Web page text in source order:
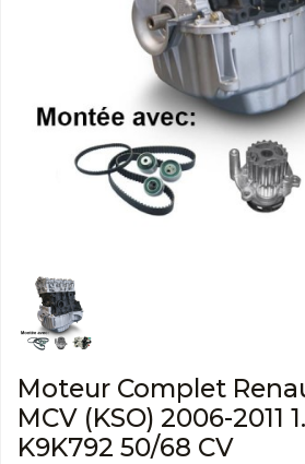
Moteur Complet
MCV (KSO) 2006-2011
K9K792 50/68 CV